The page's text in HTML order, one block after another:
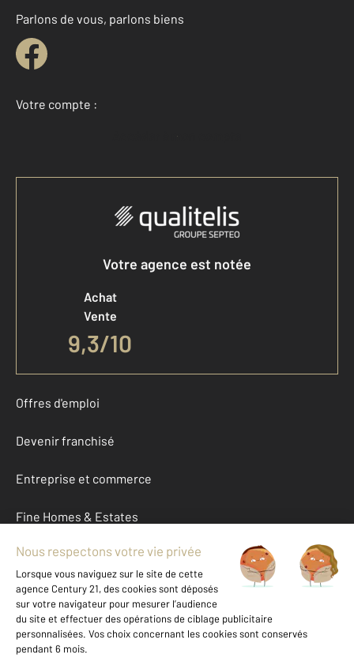
Parlons de vous, parlons biens
Votre compte :
Accéder à mon compte
Votre agence est notée
Achat
Vente
9,3/10
Offres d'emploi
Devenir franchisé
Entreprise et commerce
Fine Homes & Estates
À propos
International
Nous contacter